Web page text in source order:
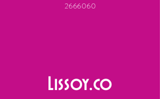
2666060
Lissoy.co